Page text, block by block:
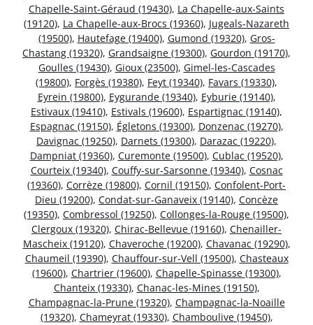
Chapelle-Saint-Géraud (19430), La Chapelle-aux-Saints
(19120), La Chapelle-aux-Brocs (19360), Jugeals-Nazareth
(19500), Hautefage (19400), Gumond (19320), Gros-
Chastang (19320), Grandsaigne (19300), Gourdon (19170),
Goulles (19430), Gioux (23500), Gimel-les-Cascades
(19800), Forgès (19380), Feyt (19340), Favars (19330),
Eyrein (19800), Eygurande (19340), Eyburie (19140),
Estivaux (19410), Estivals (19600), Espartignac (19140),
Espagnac (19150), Égletons (19300), Donzenac (19270),
Davignac (19250), Darnets (19300), Darazac (19220),
Dampniat (19360), Curemonte (19500), Cublac (19520),
Courteix (19340), Couffy-sur-Sarsonne (19340), Cosnac
(19360), Corrèze (19800), Cornil (19150), Confolent-Port-
Dieu (19200), Condat-sur-Ganaveix (19140), Concèze
(19350), Combressol (19250), Collonges-la-Rouge (19500),
Clergoux (19320), Chirac-Bellevue (19160), Chenailler-
Mascheix (19120), Chaveroche (19200), Chavanac (19290),
Chaumeil (19390), Chauffour-sur-Vell (19500), Chasteaux
(19600), Chartrier (19600), Chapelle-Spinasse (19300),
Chanteix (19330), Chanac-les-Mines (19150),
Champagnac-la-Prune (19320), Champagnac-la-Noaille
(19320), Chameyrat (19330), Chamboulive (19450),